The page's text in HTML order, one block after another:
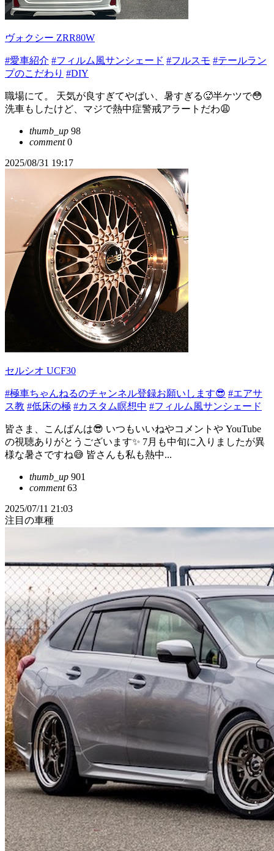
ヴォクシー ZRR80W
#愛車紹介 #フィルム風サンシェード #フルスモ #テールラン
プのこだわり #DIY
職場にて。 天気が良すぎてやばい、暑すぎる🥵半ケツで😳
洗車もしたけど、マジで熱中症警戒アラートだわ😩
thumb_up 98
comment0
2025/08/31 19:17
セルシオ UCF30
#極車ちゃんねるのチャンネル登録お願いします😎 #エアサ
ス教 #低床の極 #カスタム瞑想中 #フィルム風サンシェード
皆さま、こんばんは😎 いつもいいねやコメントや YouTube
の視聴ありがとうございます✨️ 7月も中旬に入りましたが異
様な暑さですね😅 皆さんも私も熱中...
thumb_up 901
comment63
2025/07/11 21:03
注目の車種